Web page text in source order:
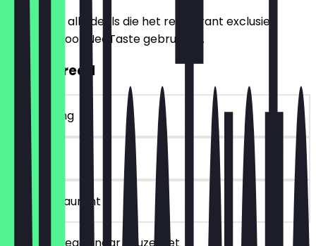
Hier vind je alle deals die het restaurant exclusief
aanbiedt voor NeoTaste gebruikers.
2voor1 Bread
~€ 9 korting
90 dagen
in het restaurant